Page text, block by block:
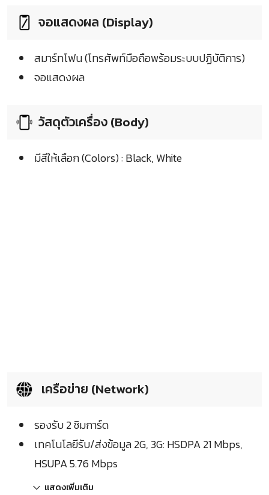
จอแสดงผล (Display)
สมาร์ทโฟน (โทรศัพท์มือถือพร้อมระบบปฏิบัติการ)
จอแสดงผล
วัสดุตัวเครื่อง (Body)
มีสีให้เลือก (Colors) : Black, White
เครือข่าย (Network)
รองรับ 2 ซิมการ์ด
เทคโนโลยีรับ/ส่งข้อมูล 2G, 3G: HSDPA 21 Mbps,
HSUPA 5.76 Mbps
แสดงเพิ่มเติม